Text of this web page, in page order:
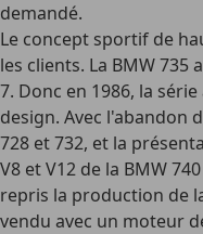
demandé.
Le concept sportif de
les clients. La BMW 735
7. Donc en 1986, la
design. Avec l'abandon
728 et 732, et la
V8 et V12 de la BMW
repris la production de
vendu avec un moteur